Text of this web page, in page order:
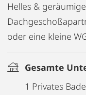
Helles &
oder eine kleine
Gesamte
1 Privates